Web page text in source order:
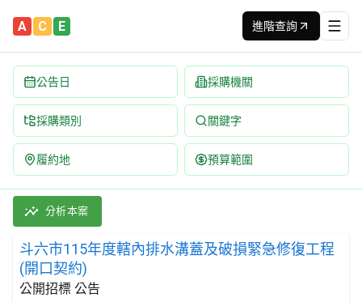
A C E 進階查詢
公告日 採購機關
採購類別 關鍵字
履約地 預算範圍
斗六市115年度轄內排水溝蓋及破損緊急修復工程(開口契約
採購類別：工程類 其他土木工程 | 招標方式：公開招標 |
分析本案
斗六市115年度轄內排水溝蓋及破損緊急修復工程
(開口契約)
公開招標 公告